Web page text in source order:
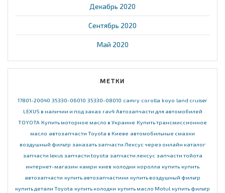
Декабрь 2020
Сентябрь 2020
Май 2020
МЕТКИ
17801-20040 35330-06010 35330-08010 camry corolla koyo land cruiser
LEXUS в наличии и под заказ rav4 Автозапчасти для автомобилей
TOYOTA Купить моторное масло в Украине Купить трансмиссионное
масло автозапчасти Toyota в Киеве автомобильные смазки
воздушный фильтр заказать запчасти Лексус через онлайн каталог
запчасти lexus запчасти toyota запчасти лексус запчасти тойота
интернет-магазин камри киев колодки королла купить купить
автозапчасти купить автозапчастини купить воздушный фильтр
купить детали Toyota купить колодки купить масло Motul купить фильтр